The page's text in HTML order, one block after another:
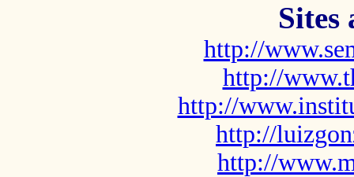
Sites
http://
http://
http://
http://
http://